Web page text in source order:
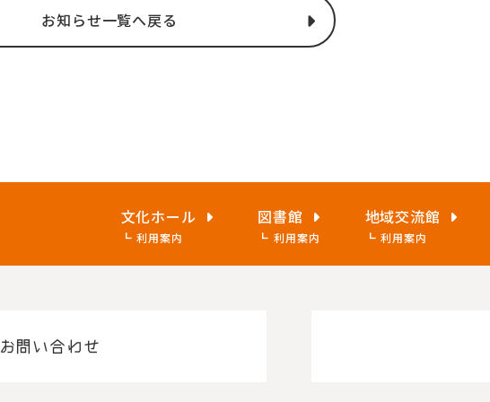
お知らせ一覧へ戻る
文化ホール
利用案内
図書館
利用案内
地域交流館
利用案内
お問い合わせ